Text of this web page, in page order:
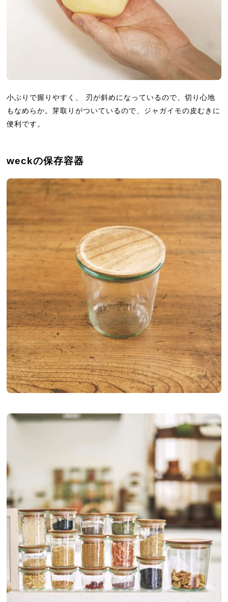
小ぶりで握りやすく、 刃が斜めになっているので、切り心地
もなめらか。芽取りがついているので、ジャガイモの皮むきに
便利です。
weckの保存容器